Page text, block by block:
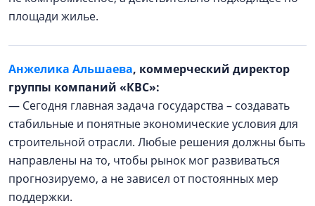
площади жилье.
Анжелика Альшаева, коммерческий директор
группы компаний «КВС»:
— Сегодня главная задача государства – создавать
стабильные и понятные экономические условия для
строительной отрасли. Любые решения должны быть
направлены на то, чтобы рынок мог развиваться
прогнозируемо, а не зависел от постоянных мер
поддержки.